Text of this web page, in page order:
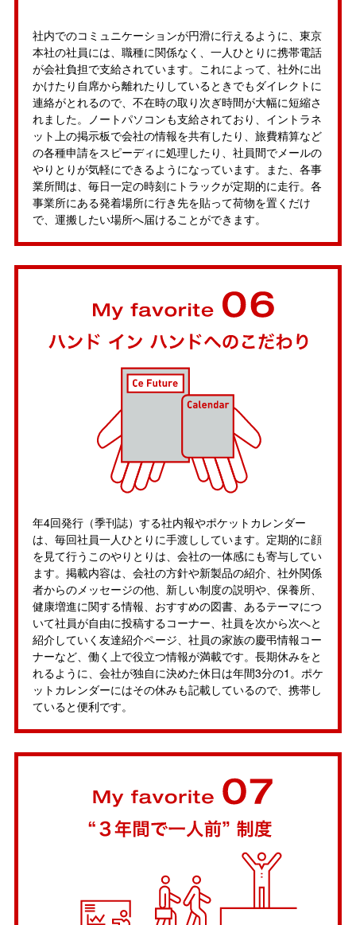
社内でのコミュニケーションが円滑に行えるように、東京
本社の社員には、職種に関係なく、一人ひとりに携帯電話
が会社負担で支給されています。これによって、社外に出
かけたり自席から離れたりしているときでもダイレクトに
連絡がとれるので、不在時の取り次ぎ時間が大幅に短縮さ
れました。ノートパソコンも支給されており、イントラネ
ット上の掲示板で会社の情報を共有したり、旅費精算など
の各種申請をスピーディに処理したり、社員間でメールの
やりとりが気軽にできるようになっています。また、各事
業所間は、毎日一定の時刻にトラックが定期的に走行。各
事業所にある発着場所に行き先を貼って荷物を置くだけ
で、運搬したい場所へ届けることができます。
年4回発行（季刊誌）する社内報やポケットカレンダー
は、毎回社員一人ひとりに手渡ししています。定期的に顔
を見て行うこのやりとりは、会社の一体感にも寄与してい
ます。掲載内容は、会社の方針や新製品の紹介、社外関係
者からのメッセージの他、新しい制度の説明や、保養所、
健康増進に関する情報、おすすめの図書、あるテーマにつ
いて社員が自由に投稿するコーナー、社員を次から次へと
紹介していく友達紹介ページ、社員の家族の慶弔情報コー
ナーなど、働く上で役立つ情報が満載です。長期休みをと
れるように、会社が独自に決めた休日は年間3分の1。ポケ
ットカレンダーにはその休みも記載しているので、携帯し
ていると便利です。